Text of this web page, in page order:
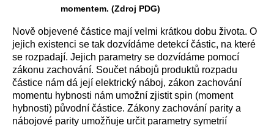
momentem. (Zdroj PDG)
Nově objevené částice mají velmi krátkou dobu života. O
jejich existenci se tak dozvídáme detekcí částic, na které
se rozpadají. Jejich parametry se dozvídáme pomocí
zákonu zachování. Součet nábojů produktů rozpadu
částice nám dá její elektrický náboj, zákon zachování
momentu hybnosti nám umožní zjistit spin (moment
hybnosti) původní částice. Zákony zachování parity a
nábojové parity umožňuje určit parametry symetrií